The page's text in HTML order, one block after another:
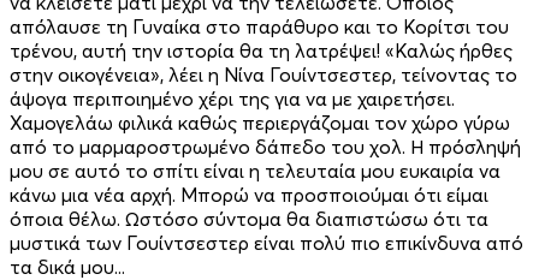
απόλαυσε τη Γυναίκα στο παράθυρο και το Κορίτσι του
τρένου, αυτή την ιστορία θα τη λατρέψει! «Καλώς ήρθες
στην οικογένεια», λέει η Νίνα Γουίντσεστερ, τείνοντας το
άψογα περιποιημένο χέρι της για να με χαιρετήσει.
Χαμογελάω φιλικά καθώς περιεργάζομαι τον χώρο γύρω
από το μαρμαροστρωμένο δάπεδο του χoλ. Η πρόσληψή
μου σε αυτό το σπίτι είναι η τελευταία μου ευκαιρία να
κάνω μια νέα αρχή. Μπορώ να προσποιούμαι ότι είμαι
όποια θέλω. Ωστόσο σύντομα θα διαπιστώσω ότι τα
μυστικά των Γουίντσεστερ είναι πολύ πιο επικίνδυνα από
τα δικά μου...